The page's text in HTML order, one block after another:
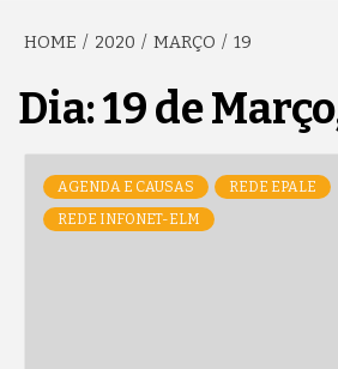
HOME 2020 MARÇO 19
Dia:19 de
AGENDA E CAUSAS
REDE EPALE
REDE INFONET-ELM